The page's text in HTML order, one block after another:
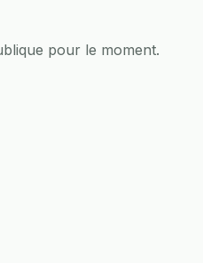
pour le moment.